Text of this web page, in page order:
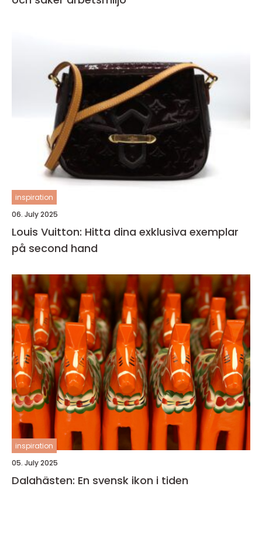
inspiration
06. July 2025
Louis Vuitton: Hitta dina exklusiva exemplar
på second hand
inspiration
05. July 2025
Dalahästen: En svensk ikon i tiden